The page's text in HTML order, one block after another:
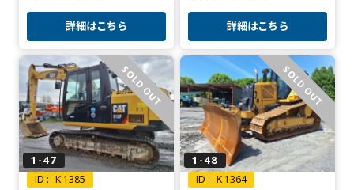
詳細はこちら 詳細はこちら
SOLD OUT
1-47
K 1385
SOLD OUT
1-48
K 1364